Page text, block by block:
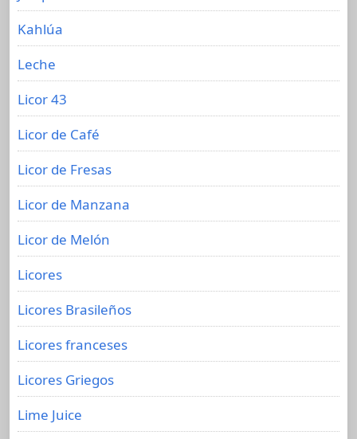
Kahlúa
Leche
Licor 43
Licor de Café
Licor de Fresas
Licor de Manzana
Licor de Melón
Licores
Licores Brasileños
Licores franceses
Licores Griegos
Lime Juice